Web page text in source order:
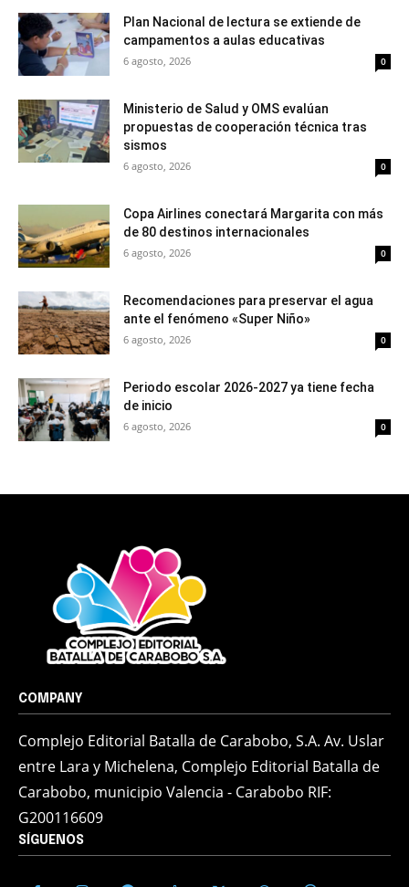
Plan Nacional de lectura se extiende de
campamentos a aulas educativas
6 agosto, 2026 0
Ministerio de Salud y OMS evalúan
propuestas de cooperación técnica tras
sismos
6 agosto, 2026 0
Copa Airlines conectará Margarita con más
de 80 destinos internacionales
6 agosto, 2026 0
Recomendaciones para preservar el agua
ante el fenómeno «Super Niño»
6 agosto, 2026 0
Periodo escolar 2026-2027 ya tiene fecha
de inicio
6 agosto, 2026 0
COMPANY
Complejo Editorial Batalla de Carabobo, S.A. Av. Uslar
entre Lara y Michelena, Complejo Editorial Batalla de
Carabobo, municipio Valencia - Carabobo RIF:
G200116609
SÍGUENOS